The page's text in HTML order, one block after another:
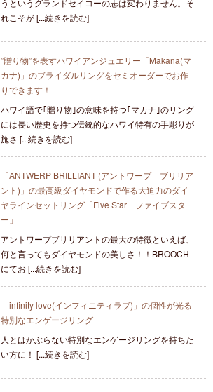
うというグランドセイコーの志は変わりません。そ
れこそが [...続きを読む]
”贈り物”を表すハワイアンジュエリー「Makana(マ
カナ)」のブライダルリングをセミオーダーでお作
りできます！
ハワイ語で｢贈り物｣の意味を持つ｢マカナ｣のリング
には長い歴史を持つ伝統的なハワイ特有の手彫りが
施さ [...続きを読む]
「ANTWERP BRILLIANT (アントワープ ブリリア
ント)」の最高級ダイヤモンドで作る大迫力のダイ
ヤラインセットリング「Five Star ファイブスタ
ー」
アントワープブリリアントの最大の特徴といえば、
何と言ってもダイヤモンドの美しさ！！BROOCH
にてお [...続きを読む]
「infinity love(インフィニティラブ)」の個性が光る
特別なエンゲージリング
人とはかぶらない特別なエンゲージリングを持ちた
い方に！ [...続きを読む]